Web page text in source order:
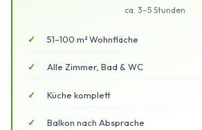
ca. 3–5 Stunden
51–100 m² Wohnfläche
Alle Zimmer, Bad & WC
Küche komplett
Balkon nach Absprache